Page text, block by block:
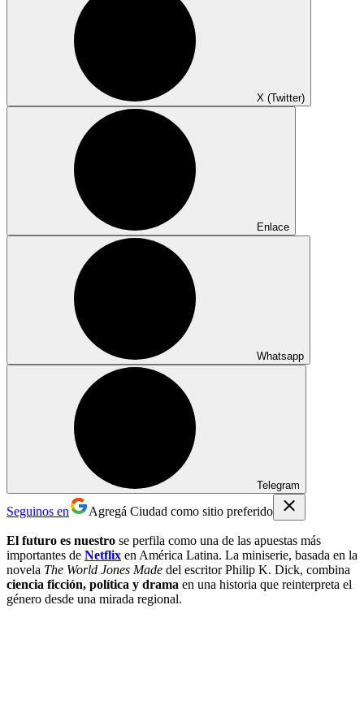
X (Twitter)
Enlace
Whatsapp
Telegram
Seguinos en Agregá Ciudad como sitio preferido
El futuro es nuestro se perfila como una de las apuestas más
importantes de Netflix en América Latina. La miniserie, basada en la
novela The World Jones Made del escritor Philip K. Dick, combina
ciencia ficción, política y drama en una historia que reinterpreta el
género desde una mirada regional.